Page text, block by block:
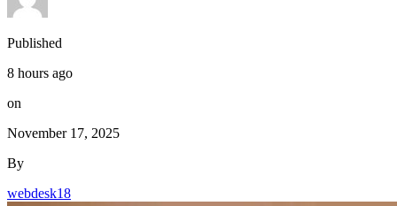
Published
8 hours ago
on
November 17, 2025
By
webdesk18